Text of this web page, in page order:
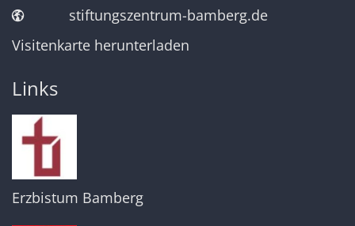
stiftungszentrum-bamberg.de
Visitenkarte herunterladen
Links
Erzbistum Bamberg